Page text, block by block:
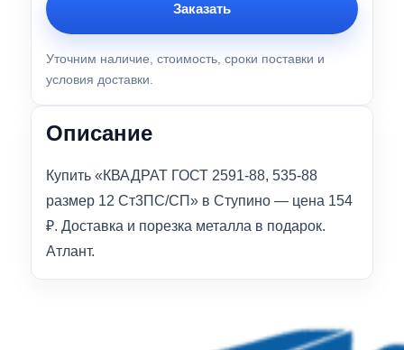
Заказать
Уточним наличие, стоимость, сроки поставки и
условия доставки.
Описание
Купить «КВАДРАТ ГОСТ 2591-88, 535-88
размер 12 Ст3ПС/СП» в Ступино — цена 154
₽. Доставка и порезка металла в подарок.
Атлант.